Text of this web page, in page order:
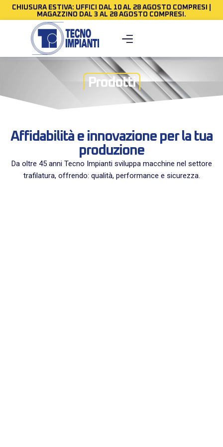
CHIUSURA ESTIVA: UFFICI DAL 10 AL 28 AGOSTO COMPRESI |
MAGAZZINO DAL 3 AL 28 AGOSTO COMPRESI.
Prodotti
Affidabilità e innovazione per la tua
produzione
Da oltre 45 anni Tecno Impianti sviluppa macchine nel settore
trafilatura, offrendo: qualità, performance e sicurezza.